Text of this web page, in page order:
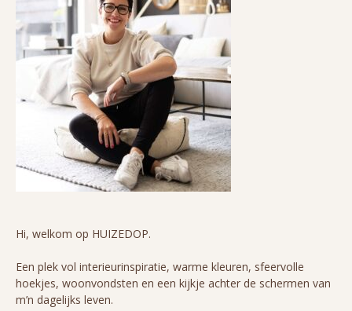
Hi, welkom op HUIZEDOP.
Een plek vol interieurinspiratie, warme kleuren, sfeervolle
hoekjes, woonvondsten en een kijkje achter de schermen van
m’n dagelijks leven.